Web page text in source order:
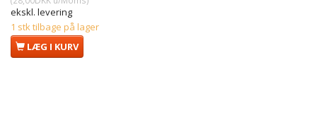
ekskl. levering
1 stk tilbage på lager
LÆG I KURV